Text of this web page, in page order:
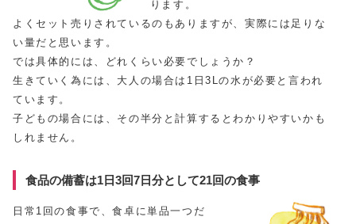
ります。
よくセット売りされているのもありますが、実際には足りな
い量だと思います。
では具体的には、どれくらい必要でしょうか？
生きていく為には、大人の場合は1日3Lの水が必要と言われ
ています。
子どもの場合には、その半分と計算するとわかりやすいかも
しれません。
食品の備蓄は1日3回7日分として21回の食事
日常1回の食事で、食卓に単品一つだ